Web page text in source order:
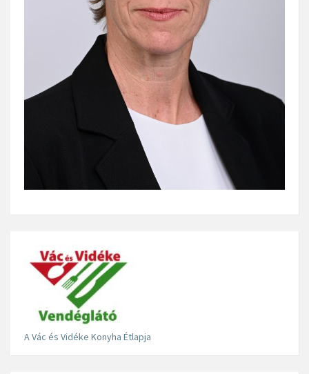
A Vác és Vidéke Konyha Étlapja